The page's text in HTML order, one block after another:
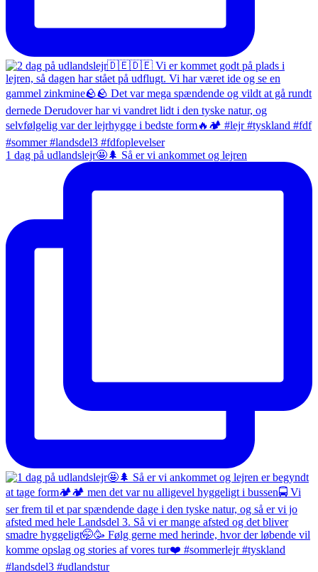
1 dag på udlandslejr🤩🌲 Så er vi ankommet og lejren